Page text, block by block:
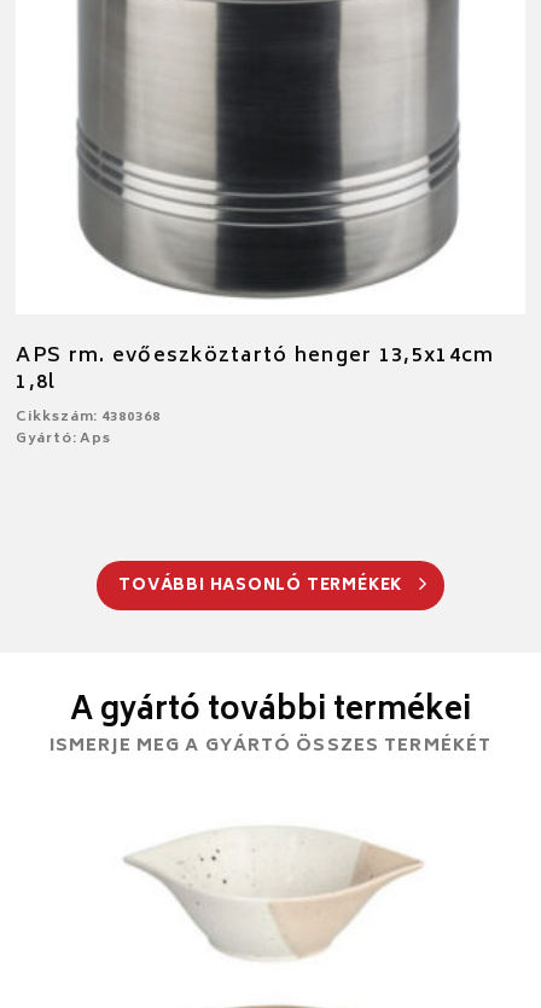
APS rm. evőeszköztartó henger 13,5x14cm
1,8l
Cikkszám: 4380368
Gyártó: Aps
TOVÁBBI HASONLÓ TERMÉKEK
A gyártó további termékei
ISMERJE MEG A GYÁRTÓ ÖSSZES TERMÉKÉT